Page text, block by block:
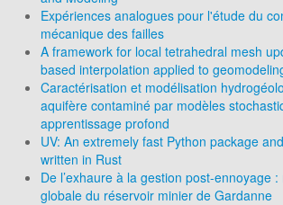
Expériences analogues pour l'étude du
mécanique des failles
A framework for local tetrahedral mesh
based interpolation applied to
Caractérisation et modélisation
aquifère contaminé par modèles
apprentissage profond
UV: An extremely fast Python package
written in Rust
De l’exhaure à la gestion post-ennoyage
globale du réservoir minier de Gardanne